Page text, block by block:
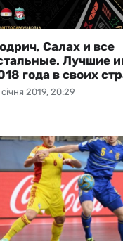
2019, 20:29
Салах и все
Лучшие
года в своих